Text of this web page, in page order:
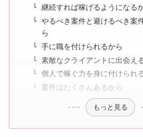
継続すれば稼げるようになる
やるべき案件と避けるべき案
ら
手に職を付けられるから
素敵なクライアントに出会え
個人で稼ぐ力を身に付けられ
案件はたくさんあるから
もっと見る